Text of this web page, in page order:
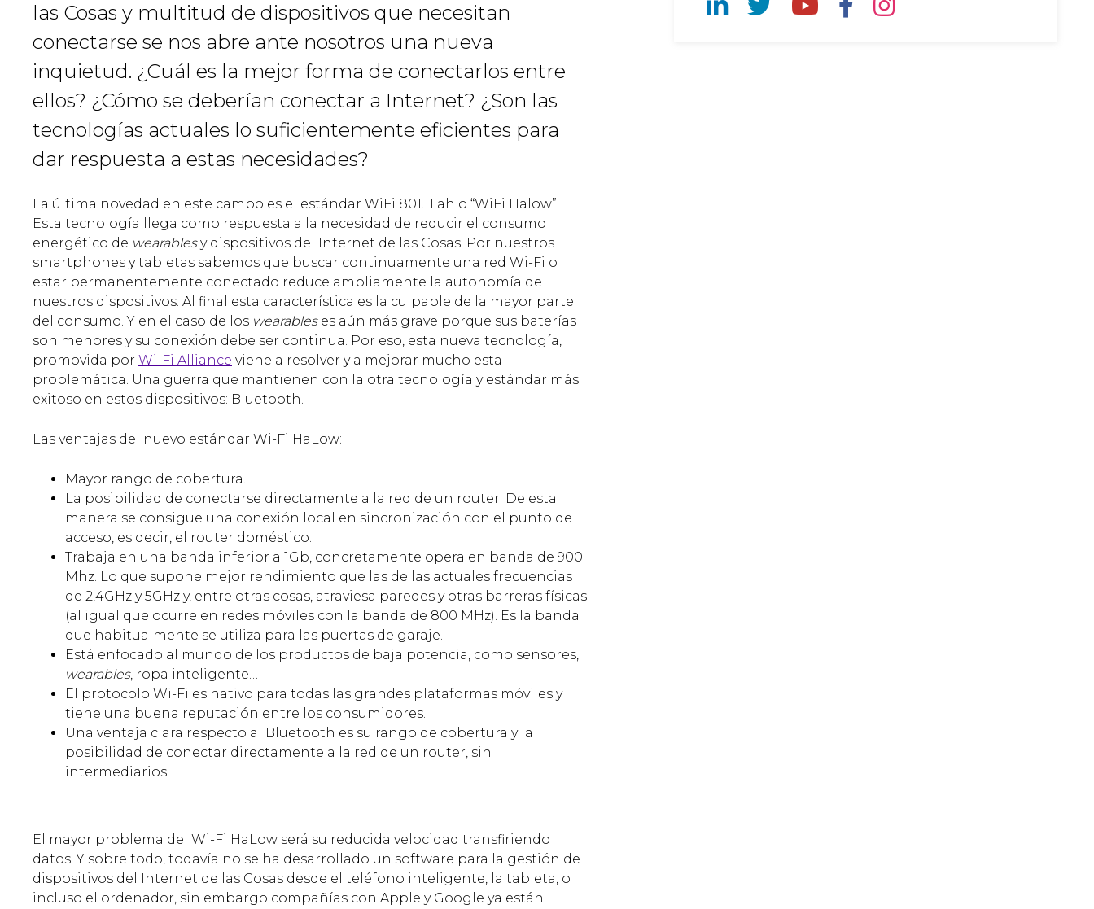
las Cosas y multitud de dispositivos que necesitan
conectarse se nos abre ante nosotros una nueva
inquietud. ¿Cuál es la mejor forma de conectarlos entre
ellos? ¿Cómo se deberían conectar a Internet? ¿Son las
tecnologías actuales lo suficientemente eficientes para
dar respuesta a estas necesidades?
La última novedad en este campo es el estándar WiFi 801.11 ah o “WiFi Halow”.
Esta tecnología llega como respuesta a la necesidad de reducir el consumo
energético de wearablesy dispositivos del Internet de las Cosas. Por nuestros
smartphones y tabletas sabemos que buscar continuamente una red Wi-Fi o
estar permanentemente conectado reduce ampliamente la autonomía de
nuestros dispositivos. Al final esta característica es la culpable de la mayor parte
del consumo. Y en el caso de los wearableses aún más grave porque sus baterías
son menores y su conexión debe ser continua. Por eso, esta nueva tecnología,
promovida por Wi-Fi Alliance viene a resolver y a mejorar mucho esta
problemática. Una guerra que mantienen con la otra tecnología y estándar más
exitoso en estos dispositivos: Bluetooth.
Las ventajas del nuevo estándar Wi-Fi HaLow:
Mayor rango de cobertura.
La posibilidad de conectarse directamente a la red de un router. De esta
manera se consigue una conexión local en sincronización con el punto de
acceso, es decir, el router doméstico.
Trabaja en una banda inferior a 1Gb, concretamente opera en banda de 900
Mhz. Lo que supone mejor rendimiento que las de las actuales frecuencias
de 2,4GHz y 5GHz y, entre otras cosas, atraviesa paredes y otras barreras físicas
(al igual que ocurre en redes móviles con la banda de 800 MHz). Es la banda
que habitualmente se utiliza para las puertas de garaje.
Está enfocado al mundo de los productos de baja potencia, como sensores,
wearables, ropa inteligente…
El protocolo Wi-Fi es nativo para todas las grandes plataformas móviles y
tiene una buena reputación entre los consumidores.
Una ventaja clara respecto al Bluetooth es su rango de cobertura y la
posibilidad de conectar directamente a la red de un router, sin
intermediarios.
El mayor problema del Wi-Fi HaLow será su reducida velocidad transfiriendo
datos. Y sobre todo, todavía no se ha desarrollado un software para la gestión de
dispositivos del Internet de las Cosas desde el teléfono inteligente, la tableta, o
incluso el ordenador, sin embargo compañías con Apple y Google ya están